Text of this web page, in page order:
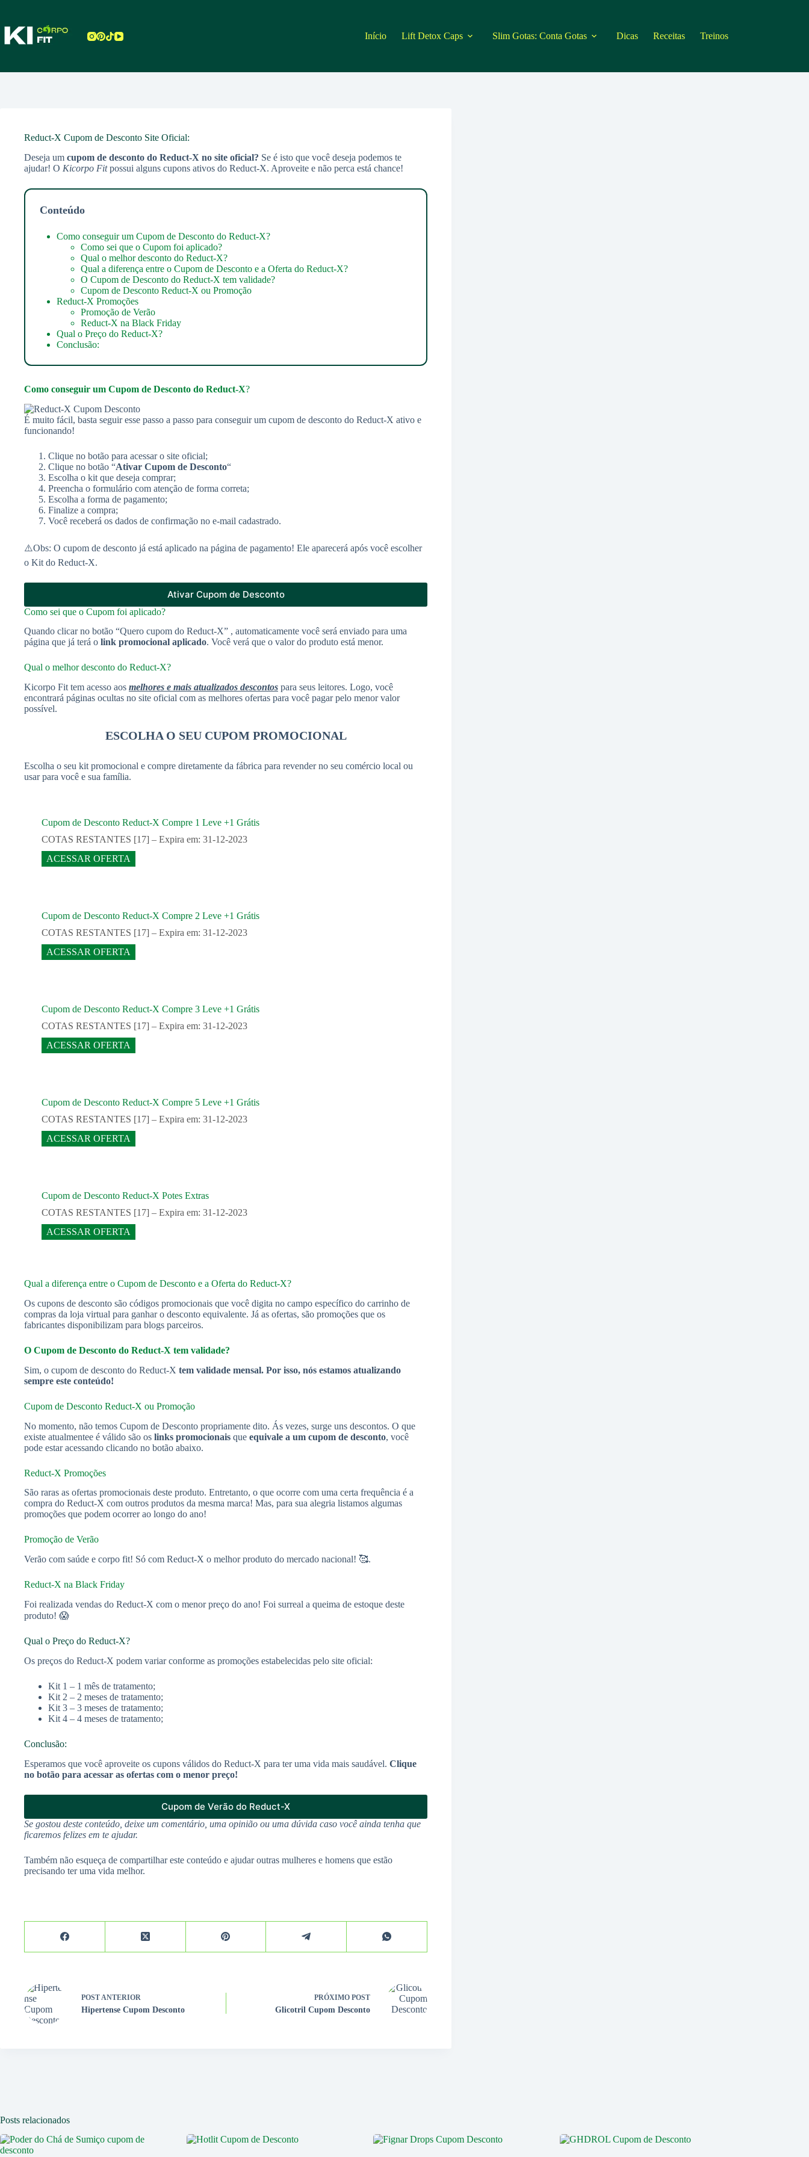
conteúdo
Início Lift Detox Caps Slim Gotas: Conta Gotas Dicas Receitas Treinos
Reduct-X Cupom de Desconto Site Oficial:
Deseja um cupom de desconto do Reduct-X no site oficial? Se é isto que você deseja podemos te
ajudar! O Kicorpo Fitpossui alguns cupons ativos do Reduct-X. Aproveite e não perca está chance!
Conteúdo
Como conseguir um Cupom de Desconto do Reduct-X?
Como sei que o Cupom foi aplicado?
Qual o melhor desconto do Reduct-X?
Qual a diferença entre o Cupom de Desconto e a Oferta do Reduct-X?
O Cupom de Desconto do Reduct-X tem validade?
Cupom de Desconto Reduct-X ou Promoção
Reduct-X Promoções
Promoção de Verão
Reduct-X na Black Friday
Qual o Preço do Reduct-X?
Conclusão:
Como conseguir um Cupom de Desconto do Reduct-X?
É muito fácil, basta seguir esse passo a passo para conseguir um cupom de desconto do Reduct-X ativo e
funcionando!
Clique no botão para acessar o site oficial;
Clique no botão “Ativar Cupom de Desconto“
Escolha o kit que deseja comprar;
Preencha o formulário com atenção de forma correta;
Escolha a forma de pagamento;
Finalize a compra;
Você receberá os dados de confirmação no e-mail cadastrado.
⚠️Obs: O cupom de desconto já está aplicado na página de pagamento! Ele aparecerá após você escolher
o Kit do Reduct-X.
Ativar Cupom de Desconto
Como sei que o Cupom foi aplicado?
Quando clicar no botão “Quero cupom do Reduct-X” , automaticamente você será enviado para uma
página que já terá o link promocional aplicado. Você verá que o valor do produto está menor.
Qual o melhor desconto do Reduct-X?
Kicorpo Fit tem acesso aos melhores e mais atualizados descontos para seus leitores. Logo, você
encontrará páginas ocultas no site oficial com as melhores ofertas para você pagar pelo menor valor
possível.
ESCOLHA O SEU CUPOM PROMOCIONAL
Escolha o seu kit promocional e compre diretamente da fábrica para revender no seu comércio local ou
usar para você e sua família.
Cupom de Desconto Reduct-X Compre 1 Leve +1 Grátis
COTAS RESTANTES [17] – Expira em: 31-12-2023
ACESSAR OFERTA
Cupom de Desconto Reduct-X Compre 2 Leve +1 Grátis
COTAS RESTANTES [17] – Expira em: 31-12-2023
ACESSAR OFERTA
Cupom de Desconto Reduct-X Compre 3 Leve +1 Grátis
COTAS RESTANTES [17] – Expira em: 31-12-2023
ACESSAR OFERTA
Cupom de Desconto Reduct-X Compre 5 Leve +1 Grátis
COTAS RESTANTES [17] – Expira em: 31-12-2023
ACESSAR OFERTA
Cupom de Desconto Reduct-X Potes Extras
COTAS RESTANTES [17] – Expira em: 31-12-2023
ACESSAR OFERTA
Qual a diferença entre o Cupom de Desconto e a Oferta do Reduct-X?
Os cupons de desconto são códigos promocionais que você digita no campo específico do carrinho de
compras da loja virtual para ganhar o desconto equivalente. Já as ofertas, são promoções que os
fabricantes disponibilizam para blogs parceiros.
O Cupom de Desconto do Reduct-X tem validade?
Sim, o cupom de desconto do Reduct-X tem validade mensal. Por isso, nós estamos atualizando
sempre este conteúdo!
Cupom de Desconto Reduct-X ou Promoção
No momento, não temos Cupom de Desconto propriamente dito. Ás vezes, surge uns descontos. O que
existe atualmentee é válido são os links promocionais que equivale a um cupom de desconto, você
pode estar acessando clicando no botão abaixo.
Reduct-X Promoções
São raras as ofertas promocionais deste produto. Entretanto, o que ocorre com uma certa frequência é a
compra do Reduct-X com outros produtos da mesma marca! Mas, para sua alegria listamos algumas
promoções que podem ocorrer ao longo do ano!
Promoção de Verão
Verão com saúde e corpo fit! Só com Reduct-X o melhor produto do mercado nacional! 🥰.
Reduct-X na Black Friday
Foi realizada vendas do Reduct-X com o menor preço do ano! Foi surreal a queima de estoque deste
produto! 😱
Qual o Preço do Reduct-X?
Os preços do Reduct-X podem variar conforme as promoções estabelecidas pelo site oficial:
Kit 1 – 1 mês de tratamento;
Kit 2 – 2 meses de tratamento;
Kit 3 – 3 meses de tratamento;
Kit 4 – 4 meses de tratamento;
Conclusão:
Esperamos que você aproveite os cupons válidos do Reduct-X para ter uma vida mais saudável. Clique
no botão para acessar as ofertas com o menor preço!
Cupom de Verão do Reduct-X
Se gostou deste conteúdo, deixe um comentário, uma opinião ou uma dúvida caso você ainda tenha que
ficaremos felizes em te ajudar.
Também não esqueça de compartilhar este conteúdo e ajudar outras mulheres e homens que estão
precisando ter uma vida melhor.
POSTANTERIOR
Hipertense Cupom Desconto
PRÓXIMO POST
Glicotril Cupom Desconto
Posts relacionados